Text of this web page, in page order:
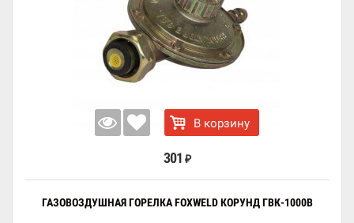
В корзину
301 ₽
ГАЗОВОЗДУШНАЯ ГОРЕЛКА FOXWELD КОРУНД ГВК-1000В